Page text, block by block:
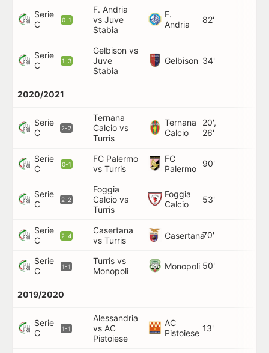
Serie
C
0-1
F. Andria
vs Juve
Stabia
F.
Andria
82'
Serie
C
1-3
Gelbison vs
Juve
Stabia
Gelbison 34'
2020/2021
Serie
C
2-2
Ternana
Calcio vs
Turris
Ternana
Calcio
20',
26'
Serie
C
0-1
FC Palermo
vs Turris
FC
Palermo
90'
Serie
C
2-2
Foggia
Calcio vs
Turris
Foggia
Calcio
53'
Serie
C
2-4
Casertana
vs Turris
Casertana70'
Serie
C
1-1
Turris vs
Monopoli
Monopoli 50'
2019/2020
Serie
C
1-1
Alessandria
vs AC
Pistoiese
AC
Pistoiese 13'